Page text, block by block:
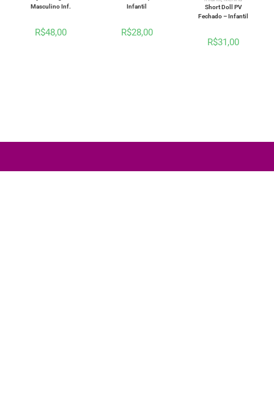
Masculino Inf.
R$48,00
Infantil
R$28,00
Short Doll PV
Fechado – Infantil
R$31,00